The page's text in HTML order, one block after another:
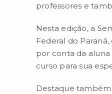
professores e
Nesta edição, a
Federal do
por conta da aluna
curso para sua
Destaque também